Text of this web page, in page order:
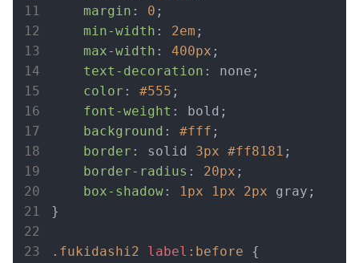
margin : 0 ;
min-width : 2em ;
max-width : 400px ;
text-decoration : none;
color : #555 ;
font-weight : bold;
background : #fff ;
border : solid 3px #ff8181 ;
border-radius : 20px ;
box-shadow: 1px 1px 2px gray;
}
.fukidashi2 label :before {